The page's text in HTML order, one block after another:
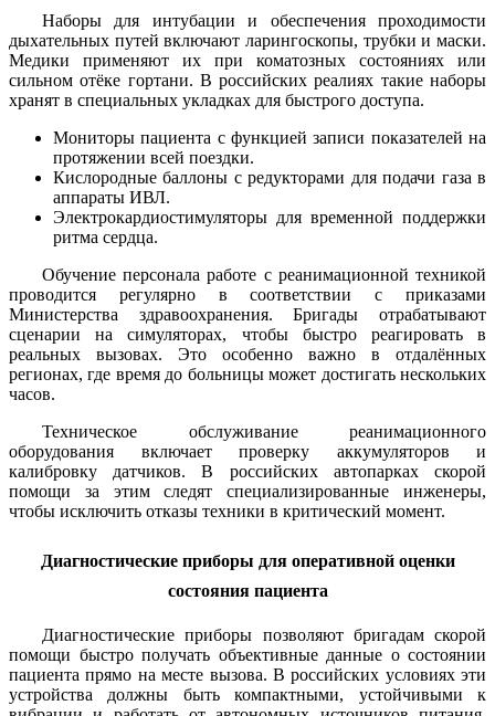
Наборы для интубации и обеспечения проходимости
дыхательных путей включают ларингоскопы, трубки и маски.
Медики применяют их при коматозных состояниях или
сильном отёке гортани. В российских реалиях такие наборы
хранят в специальных укладках для быстрого доступа.
Мониторы пациента с функцией записи показателей на
протяжении всей поездки.
Кислородные баллоны с редукторами для подачи газа в
аппараты ИВЛ.
Электрокардиостимуляторы для временной поддержки
ритма сердца.
Обучение персонала работе с реанимационной техникой
проводится регулярно в соответствии с приказами
Министерства здравоохранения. Бригады отрабатывают
сценарии на симуляторах, чтобы быстро реагировать в
реальных вызовах. Это особенно важно в отдалённых
регионах, где время до больницы может достигать нескольких
часов.
Техническое обслуживание реанимационного
оборудования включает проверку аккумуляторов и
калибровку датчиков. В российских автопарках скорой
помощи за этим следят специализированные инженеры,
чтобы исключить отказы техники в критический момент.
Диагностические приборы для оперативной оценки
состояния пациента
Диагностические приборы позволяют бригадам скорой
помощи быстро получать объективные данные о состоянии
пациента прямо на месте вызова. В российских условиях эти
устройства должны быть компактными, устойчивыми к